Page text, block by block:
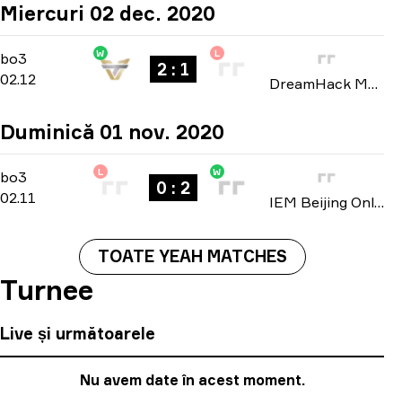
Miercuri 02 dec. 2020
bo3 -bo3
02.12
W
2 : 1
L
DreamHack Masters: North America Winter 2020
Duminică 01 nov. 2020
bo3 -bo3
02.11
L
0 : 2
W
IEM Beijing Online: North American closed qualifier 2020
TOATE YEAH MATCHES
Turnee
Live și următoarele
Nu avem date în acest moment.